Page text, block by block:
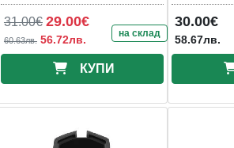
DPI Black
31.00€ 29.00€
60.63лв. 56.72лв. на склад
КУПИ
EMEA-914
30.00€
58.67лв.